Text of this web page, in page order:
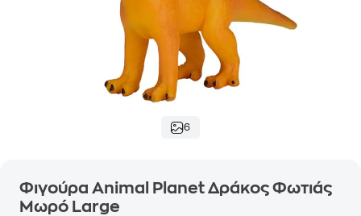
6
Φιγούρα Animal Planet Δράκος Φωτιάς
Μωρό Large